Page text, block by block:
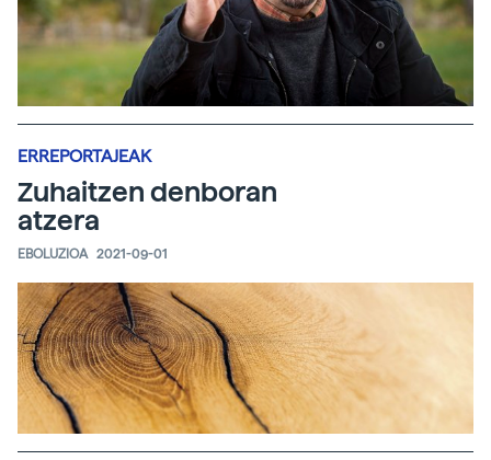
ERREPORTAJEAK
Zuhaitzen denboran
atzera
EBOLUZIOA 2021-09-01